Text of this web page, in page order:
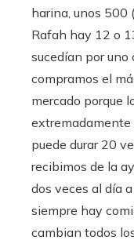
harina, unos 500
Rafah hay 12 o
sucedían por uno
compramos el
mercado porque
extremadamente
puede durar 20
recibimos de la
dos veces al día
siempre hay
cambian todos